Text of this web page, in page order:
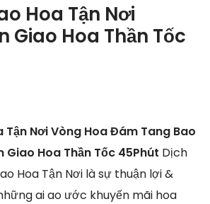
Hoa Tận Nơi
Giao Hoa Thần Tốc
Tận Nơi Vòng Hoa Đám Tang Bao
Giao Hoa Thần Tốc 45Phút Dịch
Hoa Tận Nơi là sự thuận lợi &
ai ao ước khuyến mãi hoa